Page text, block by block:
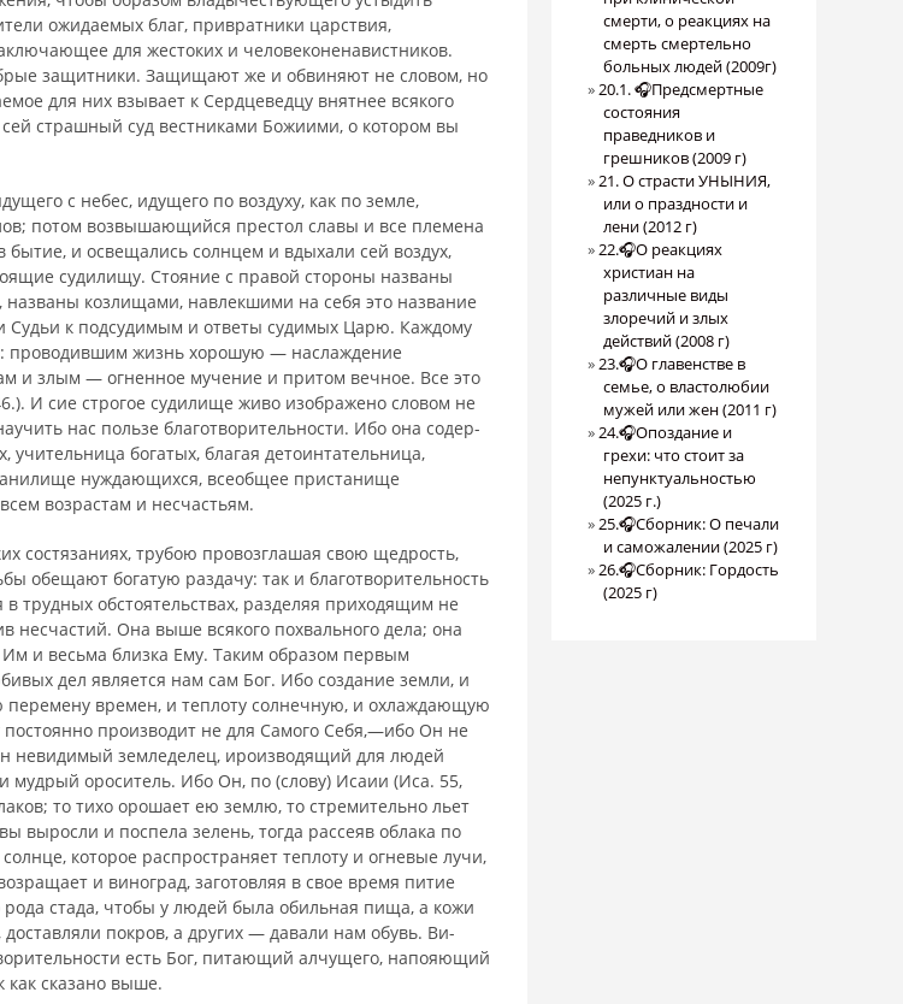
ожидаемых благ, при­вратники царствия,
для жестоких и человеконенавистников.
защитники. Защищают же и обвиняют не словом, но
для них взывает к Сердцеведцу внятнее всякого
страшный суд вестниками Божиими, о котором вы
с небес, идущего по воздуху, как по земле,
потом возвышающийся престол славы и все племена
бытие, и освещались солнцем и вдыхали сей воздух,
судилищу. Стояние с правой сторо­ны названы
названы козлищами, навлекшими на себя это название
Судьи к подсудимым и ответы судимых Царю. Каждому
проводившим жизнь хорошую — наслаждение
и злым — огненное мучение и притом вечное. Все это
И сие строгое судилище живо изображено словом не
нас пользе благотворительности. Ибо она содер­
богатых, благая детоинтательница,
нуждающихся, всеобщее пристанище
возрастам и несчастьям.
состязаниях, трубою провозглашая свою ще­дрость,
обещают богатую раздачу: так и благо­творительность
трудных обстоятельствах, разделяя приходящим не
несчастий. Она выше всякого похвального дела; она
и весьма близка Ему. Таким образом первым
дел яв­ляется нам сам Бог. Ибо создание земли, и
перемену времен, и теплоту солнечную, и охлаж­дающую
постоянно производит не для Самого Себя,—ибо Он не
невидимый земледелец, ироизводящий для людей
ороситель. Ибо Он, по (слову) Исаии (Иса. 55,
то тихо орошает ею землю, то стремительно льет
вы­росли и поспела зелень, тогда рассеяв облака по
которое распространяет теплоту и огневые лучи,
и виноград, заго­товляя в свое время питие
стада, чтобы у людей была обильная пища, а кожи
покров, а других — давали нам обувь. Ви­
есть Бог, питающий алчущего, напояющий
сказано выше.
смерти, о реакциях на
смерть смертельно
больных людей (2009г)
20.1. 🎧Предсмертные
состояния
праведников и
грешников (2009 г)
21. О страсти УНЫНИЯ,
или о праздности и
лени (2012 г)
22.🎧О реакциях
христиан на
различные виды
злоречий и злых
действий (2008 г)
23.🎧О главенстве в
семье, о властолюбии
мужей или жен (2011 г)
24.🎧Опоздание и
грехи: что стоит за
непунктуальностью
(2025 г.)
25.🎧Сборник: О печали
и саможалении (2025 г)
26.🎧Сборник: Гордость
(2025 г)